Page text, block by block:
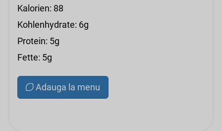
Kalorien: 88
Kohlenhydrate: 6g
Protein: 5g
Fette: 5g
Adauga la menu